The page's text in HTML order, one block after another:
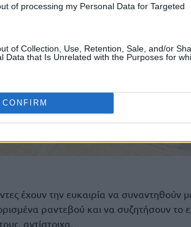
of processing my Personal Data for Targeted
of Collection, Use, Retention, Sale, and/or
Data that Is Unrelated with the Purposes for
CONFIRM
έχουν την ευκαιρία να συναντηθούν
ραντεβού και να συζητήσουν το
αντίστοιχα.